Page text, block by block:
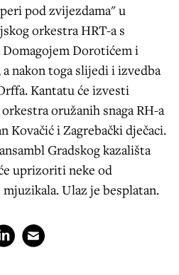
pod zvijezdama" u
orkestra HRT-a s
Dorotićem i
nakon toga slijedi i izvedba
Kantatu će izvesti
oružanih snaga RH-a
Kovačić i Zagrebački dječaci.
Gradskog kazališta
uprizoriti neke od
Ulaz je besplatan.